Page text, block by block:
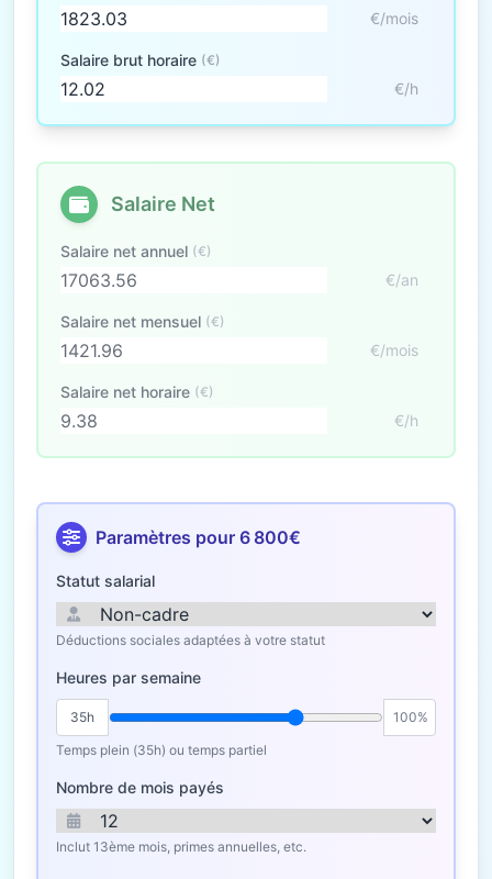
€/mois
Salaire brut horaire (€)
€/h
Salaire Net
Salaire net annuel (€)
€/an
Salaire net mensuel (€)
€/mois
Salaire net horaire (€)
€/h
Paramètres pour 6 800€
Statut salarial
Déductions sociales adaptées à votre statut
Heures par semaine
35h
100%
Temps plein (35h) ou temps partiel
Nombre de mois payés
Inclut 13ème mois, primes annuelles, etc.